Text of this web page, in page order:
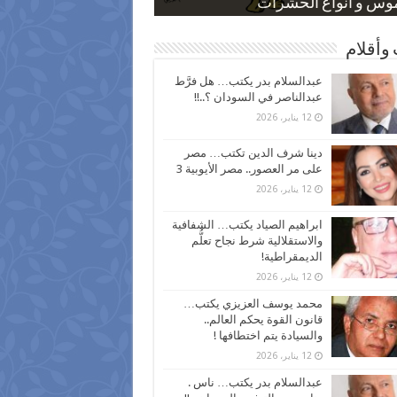
و أنواع الحشرات
بعد ارتفاع الأسعار
نسبة الطلاق في مصر
كاركاتيرية
كاركاتيرية
وأقلام
عبدالسلام بدر يكتب… هل فرَّط
عبدالناصر في السودان ؟..!!
12 يناير، 2026
دينا شرف الدين تكتب… مصر
على مر العصور.. مصر الأيوبية 3
12 يناير، 2026
ابراهيم الصياد يكتب… الشفافية
والاستقلالية شرط نجاح تعلُّم
الديمقراطية!
12 يناير، 2026
محمد يوسف العزيزي يكتب…
قانون القوة يحكم العالم..
والسيادة يتم اختطافها !
12 يناير، 2026
عبدالسلام بدر يكتب… ناس .